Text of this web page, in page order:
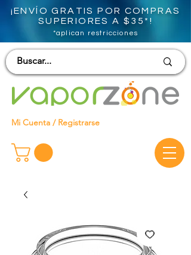
¡ENVÍO GRATIS POR COMPRAS
SUPERIORES A $35*!
*aplican restricciones
Mi Cuenta / Registrarse